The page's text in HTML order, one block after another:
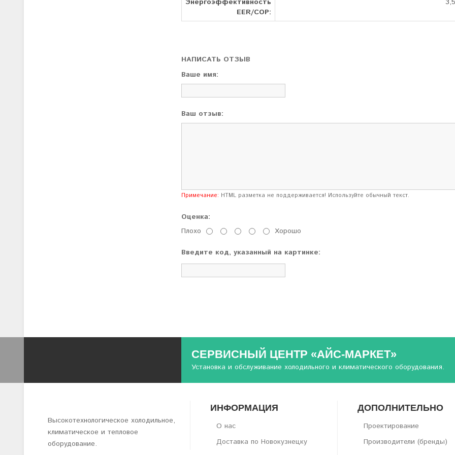
EER/COP:
НАПИСАТЬ ОТЗЫВ
Ваше имя:
Ваш отзыв:
Примечание: HTML разметка не поддерживается! Используйте обычный текст.
Оценка:
Плохо
Хорошо
Введите код, указанный на картинке:
СЕРВИСНЫЙ ЦЕНТР «АЙС-МАРКЕТ»
Установка и обслуживание холодильного и климатического оборудования.
Высокотехнологическое холодильное,
климатическое и тепловое
оборудование.
ИНФОРМАЦИЯ
О нас
Доставка по Новокузнецку
ДОПОЛНИТЕЛЬНО
Проектирование
Производители (бренды)